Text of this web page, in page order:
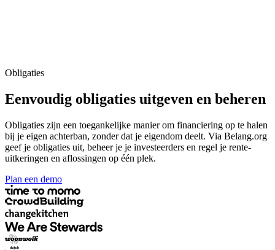
Obligaties
Eenvoudig obligaties uitgeven en beheren
Obligaties zijn een toegankelijke manier om financiering op te halen
bij je eigen achterban, zonder dat je eigendom deelt. Via Belang.org
geef je obligaties uit, beheer je je investeerders en regel je rente-
uitkeringen en aflossingen op één plek.
Plan een demo